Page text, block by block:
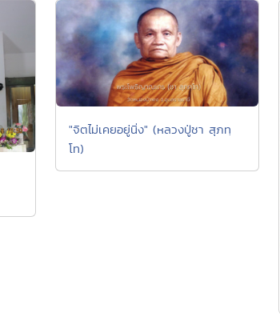
"จิตไม่เคยอยู่นิ่ง" (หลวงปู่ชา สุภทฺ
โท)